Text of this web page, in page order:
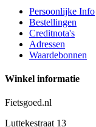
Persoonlijke Info
Bestellingen
Creditnota's
Adressen
Waardebonnen
Winkel informatie
Fietsgoed.nl
Luttekestraat 13